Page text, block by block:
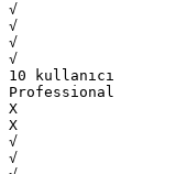
√
√
√
√
10 kullanıcı
Professional
Х
Х
√
√